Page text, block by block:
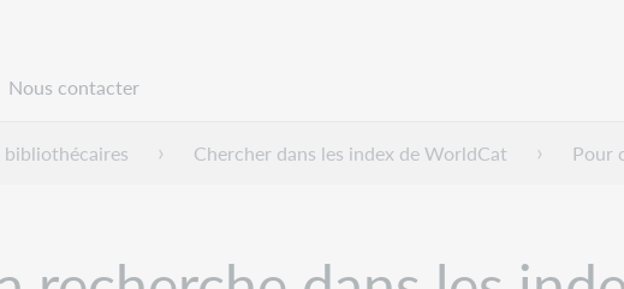
Nous contacter
globale Chercher dans les index de WorldCat Pour